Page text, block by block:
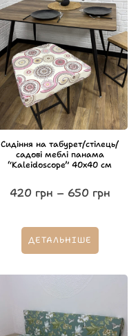
Сидіння на табурет/стілець/
садові меблі панама
“Kaleidoscope” 40х40 см
420 грн – 650 грн
ДЕТАЛЬНІШЕ